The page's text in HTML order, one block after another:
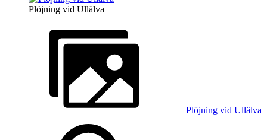
Plöjning vid Ullälva
Plöjning vid Ullälva